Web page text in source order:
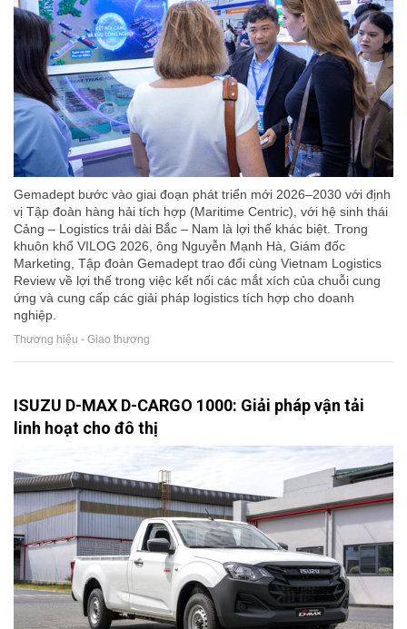
Gemadept bước vào giai đoạn phát triển mới 2026–2030 với định
vị Tập đoàn hàng hải tích hợp (Maritime Centric), với hệ sinh thái
Cảng – Logistics trải dài Bắc – Nam là lợi thế khác biệt. Trong
khuôn khổ VILOG 2026, ông Nguyễn Mạnh Hà, Giám đốc
Marketing, Tập đoàn Gemadept trao đổi cùng Vietnam Logistics
Review về lợi thế trong việc kết nối các mắt xích của chuỗi cung
ứng và cung cấp các giải pháp logistics tích hợp cho doanh
nghiệp.
Thương hiệu - Giao thương
ISUZU D-MAX D-CARGO 1000: Giải pháp vận tải
linh hoạt cho đô thị